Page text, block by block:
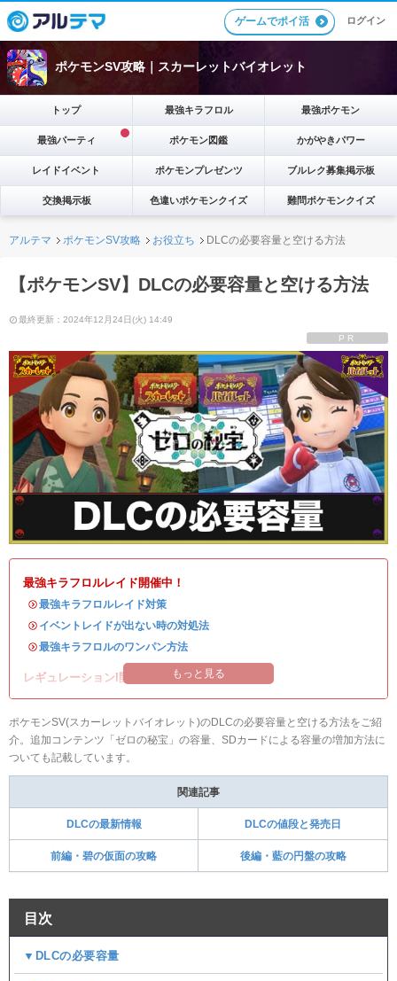
ゲームでポイ活 ログイン
ポケモンSV攻略｜スカーレットバイオレット
トップ 最強キラフロル 最強ポケモン
最強パーティ ポケモン図鑑 かがやきパワー
レイドイベント ポケモンプレゼンツ ブルレク募集掲示板
交換掲示板 色違いポケモンクイズ 難問ポケモンクイズ
アルテマ ポケモンSV攻略 お役立ち DLCの必要容量と空ける方法
【ポケモンSV】DLCの必要容量と空ける方法
最終更新：2024年12月24日(火) 14:49
PR
最強キラフロルレイド開催中！
・最強キラフロルレイド対策
・ イベントレイドが出ない時の対処法
・最強キラフロルのワンパン方法
レギュレーションI開催中！ もっと見る
ポケモンSV(スカーレットバイオレット)のDLCの必要容量と空ける方法をご紹
介。追加コンテンツ「ゼロの秘宝」の容量、SDカードによる容量の増加方法に
ついても記載しています。
関連記事
DLCの最新情報 DLCの値段と発売日
前編・碧の仮面の攻略 後編・藍の円盤の攻略
目次
▼DLCの必要容量